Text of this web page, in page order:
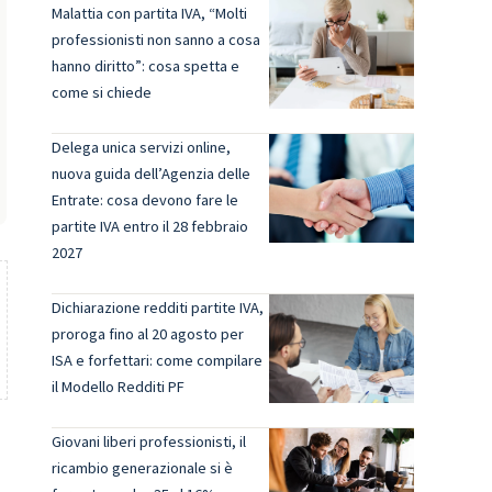
Malattia con partita IVA, “Molti
professionisti non sanno a cosa
hanno diritto”: cosa spetta e
come si chiede
Delega unica servizi online,
nuova guida dell’Agenzia delle
Entrate: cosa devono fare le
partite IVA entro il 28 febbraio
2027
Dichiarazione redditi partite IVA,
proroga fino al 20 agosto per
ISA e forfettari: come compilare
il Modello Redditi PF
Giovani liberi professionisti, il
ricambio generazionale si è